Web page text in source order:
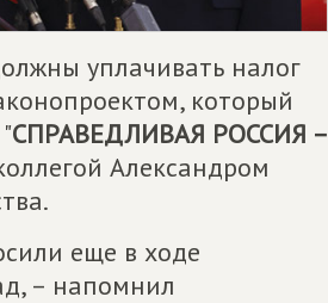
уплачивать налог
который
СПРАВЕДЛИВАЯ РОССИЯ –
Александром
еще в ходе
– напомнил